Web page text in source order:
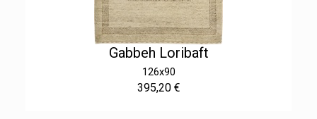
Gabbeh Loribaft
126x90
395,20 €